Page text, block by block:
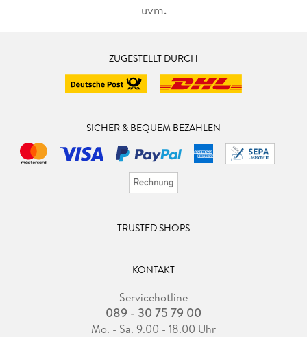
uvm.
ZUGESTELLT DURCH
SICHER & BEQUEM BEZAHLEN
TRUSTED SHOPS
KONTAKT
Servicehotline
089 - 30 75 79 00
Mo. - Sa. 9.00 - 18.00 Uhr